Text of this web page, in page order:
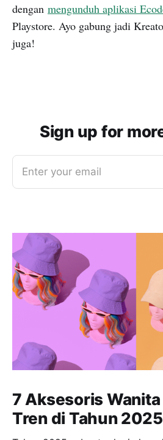
dengan mengunduh aplikasi
Playstore. Ayo gabung jadi
juga!
Sign up for
Enter your email
7 Aksesoris Wanita
Tren di Tahun 2025